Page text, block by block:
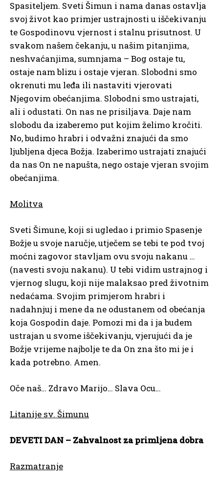
Spasiteljem. Sveti Šimun i nama danas ostavlja
svoj život kao primjer ustrajnosti u iščekivanju
te Gospodinovu vjernost i stalnu prisutnost. U
svakom našem čekanju, u našim pitanjima,
neshvaćanjima, sumnjama – Bog ostaje tu,
ostaje nam blizu i ostaje vjeran. Slobodni smo
okrenuti mu leđa ili nastaviti vjerovati
Njegovim obećanjima. Slobodni smo ustrajati,
ali i odustati. On nas ne prisiljava. Daje nam
slobodu da izaberemo put kojim želimo kročiti.
No, budimo hrabri i odvažni znajući da smo
ljubljena djeca Božja. Izaberimo ustrajati znajući
da nas On ne napušta, nego ostaje vjeran svojim
obećanjima.
Molitva
Sveti Šimune, koji si ugledao i primio Spasenje
Božje u svoje naručje, utječem se tebi te pod tvoj
moćni zagovor stavljam ovu svoju nakanu …
(navesti svoju nakanu). U tebi vidim ustrajnog i
vjernog slugu, koji nije malaksao pred životnim
nedaćama. Svojim primjerom hrabri i
nadahnjuj i mene da ne odustanem od obećanja
koja Gospodin daje. Pomozi mi da i ja budem
ustrajan u svome iščekivanju, vjerujući da je
Božje vrijeme najbolje te da On zna što mi je i
kada potrebno. Amen.
Oče naš… Zdravo Marijo… Slava Ocu…
Litanije sv. Šimunu
DEVETI DAN – Zahvalnost za primljena dobra
Razmatranje